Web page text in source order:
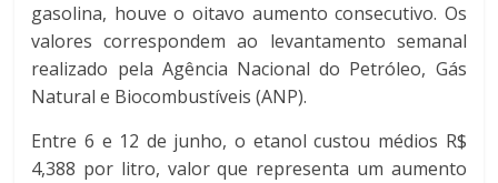
gasolina, houve o oitavo aumento consecutivo. Os
valores correspondem ao levantamento semanal
realizado pela Agência Nacional do Petróleo, Gás
Natural e Biocombustíveis (ANP).
Entre 6 e 12 de junho, o etanol custou médios R$
4,388 por litro, valor que representa um aumento